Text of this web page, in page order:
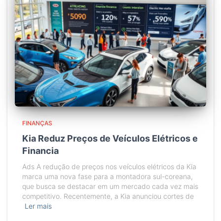
FINANÇAS
Kia Reduz Preços de Veículos Elétricos e
Financia
Ads A redução de preços nos veículos elétricos da Kia
marca uma nova fase para a montadora sul-coreana,
que busca se destacar em um mercado cada vez mais
competitivo. Recentemente, a Kia anunciou cortes de
Ler mais